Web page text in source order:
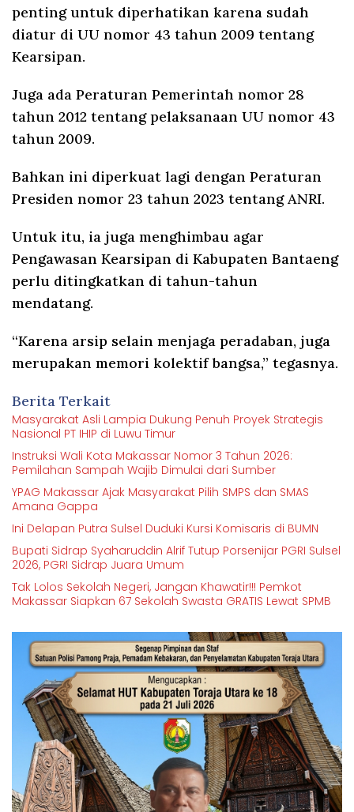
penting untuk diperhatikan karena sudah
diatur di UU nomor 43 tahun 2009 tentang
Kearsipan.
Juga ada Peraturan Pemerintah nomor 28
tahun 2012 tentang pelaksanaan UU nomor 43
tahun 2009.
Bahkan ini diperkuat lagi dengan Peraturan
Presiden nomor 23 tahun 2023 tentang ANRI.
Untuk itu, ia juga menghimbau agar
Pengawasan Kearsipan di Kabupaten Bantaeng
perlu ditingkatkan di tahun-tahun
mendatang.
“Karena arsip selain menjaga peradaban, juga
merupakan memori kolektif bangsa,” tegasnya.
Berita Terkait
Masyarakat Asli Lampia Dukung Penuh Proyek Strategis
Nasional PT IHIP di Luwu Timur
Instruksi Wali Kota Makassar Nomor 3 Tahun 2026:
Pemilahan Sampah Wajib Dimulai dari Sumber
YPAG Makassar Ajak Masyarakat Pilih SMPS dan SMAS
Amana Gappa
Ini Delapan Putra Sulsel Duduki Kursi Komisaris di BUMN
Bupati Sidrap Syaharuddin Alrif Tutup Porsenijar PGRI Sulsel
2026, PGRI Sidrap Juara Umum
Tak Lolos Sekolah Negeri, Jangan Khawatir!!! Pemkot
Makassar Siapkan 67 Sekolah Swasta GRATIS Lewat SPMB